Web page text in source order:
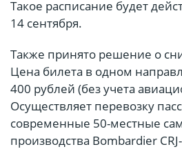
Такое расписание будет
14 сентября.
Также принято решение о
Цена билета в одном
400 рублей (без учета
Осуществляет перевозку
современные 50-местные
производства Bombardier